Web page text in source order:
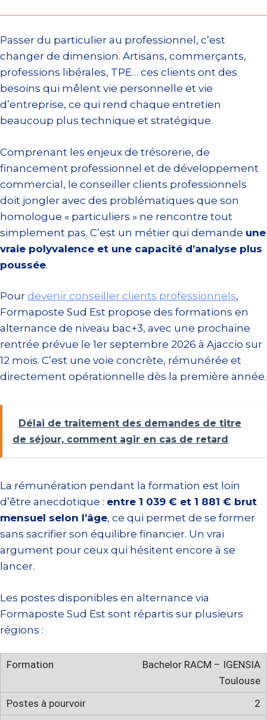
Passer du particulier au professionnel, c’est
changer de dimension. Artisans, commerçants,
professions libérales, TPE… ces clients ont des
besoins qui mêlent vie personnelle et vie
d’entreprise, ce qui rend chaque entretien
beaucoup plus technique et stratégique.
Comprenant les enjeux de trésorerie, de
financement professionnel et de développement
commercial, le conseiller clients professionnels
doit jongler avec des problématiques que son
homologue « particuliers » ne rencontre tout
simplement pas. C’est un métier qui demande une
vraie polyvalence et une capacité d’analyse plus
poussée.
Pour devenir conseiller clients professionnels,
Formaposte Sud Est propose des formations en
alternance de niveau bac+3, avec une prochaine
rentrée prévue le 1er septembre 2026 à Ajaccio sur
12 mois. C’est une voie concrète, rémunérée et
directement opérationnelle dès la première année.
Délai de traitement des demandes de titre
de séjour, comment agir en cas de retard
La rémunération pendant la formation est loin
d’être anecdotique : entre 1 039 € et 1 881 € brut
mensuel selon l’âge, ce qui permet de se former
sans sacrifier son équilibre financier. Un vrai
argument pour ceux qui hésitent encore à se
lancer.
Les postes disponibles en alternance via
Formaposte Sud Est sont répartis sur plusieurs
régions :
Bachelor RACM – IGENSIA
Toulouse
2